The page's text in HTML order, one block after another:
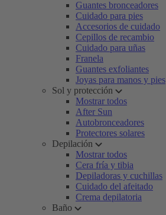
Guantes bronceadores
Cuidado para pies
Accesorios de cuidado
Cepillos de recambio
Cuidado para uñas
Franela
Guantes exfoliantes
Joyas para manos y pies
Sol y protección
Mostrar todos
After Sun
Autobronceadores
Protectores solares
Depilación
Mostrar todos
Cera fría y tibia
Depiladoras y cuchillas
Cuidado del afeitado
Crema depilatoria
Baño